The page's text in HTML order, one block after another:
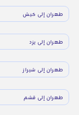
طهران إلى كيش
طهران إلى يزد
طهران إلى شيراز
طهران إلى قشم